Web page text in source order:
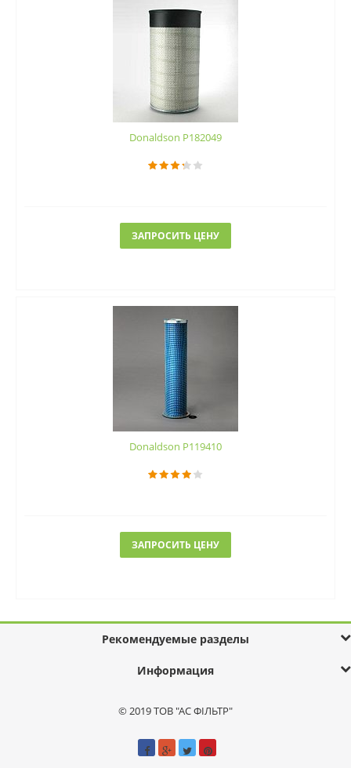
Donaldson P182049
ЗАПРОСИТЬ ЦЕНУ
Donaldson P119410
ЗАПРОСИТЬ ЦЕНУ
Рекомендуемые разделы
Информация
© 2019 ТОВ "АС ФІЛЬТР"